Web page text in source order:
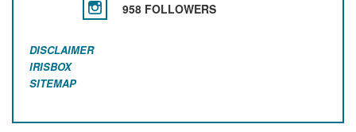
958 FOLLOWERS
DISCLAIMER
IRISBOX
SITEMAP